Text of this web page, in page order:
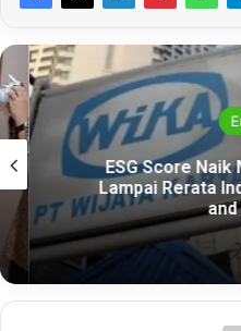
ESG Score Naik
Lampai Rerata
and